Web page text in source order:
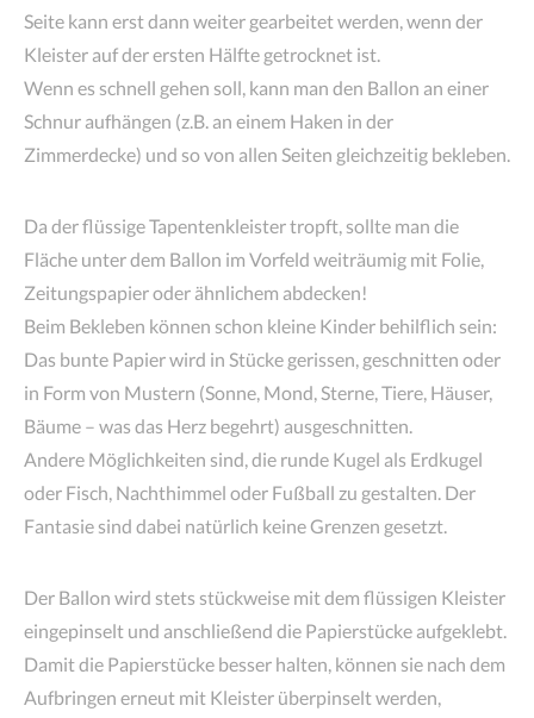
Seite kann erst dann weiter gearbeitet werden, wenn der
Kleister auf der ersten Hälfte getrocknet ist.
Wenn es schnell gehen soll, kann man den Ballon an einer
Schnur aufhängen (z.B. an einem Haken in der
Zimmerdecke) und so von allen Seiten gleichzeitig bekleben.
Da der flüssige Tapentenkleister tropft, sollte man die
Fläche unter dem Ballon im Vorfeld weiträumig mit Folie,
Zeitungspapier oder ähnlichem abdecken!
Beim Bekleben können schon kleine Kinder behilflich sein:
Das bunte Papier wird in Stücke gerissen, geschnitten oder
in Form von Mustern (Sonne, Mond, Sterne, Tiere, Häuser,
Bäume – was das Herz begehrt) ausgeschnitten.
Andere Möglichkeiten sind, die runde Kugel als Erdkugel
oder Fisch, Nachthimmel oder Fußball zu gestalten. Der
Fantasie sind dabei natürlich keine Grenzen gesetzt.
Der Ballon wird stets stückweise mit dem flüssigen Kleister
eingepinselt und anschließend die Papierstücke aufgeklebt.
Damit die Papierstücke besser halten, können sie nach dem
Aufbringen erneut mit Kleister überpinselt werden,